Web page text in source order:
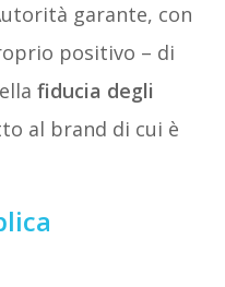
garante, con
positivo – di
fiducia degli
al brand di cui è